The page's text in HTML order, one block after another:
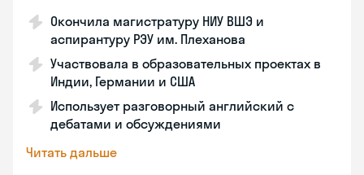
Окончила магистратуру НИУ ВШЭ и
аспирантуру РЭУ им. Плеханова
Участвовала в образовательных проектах в
Индии, Германии и США
Использует разговорный английский с
дебатами и обсуждениями
Читать дальше